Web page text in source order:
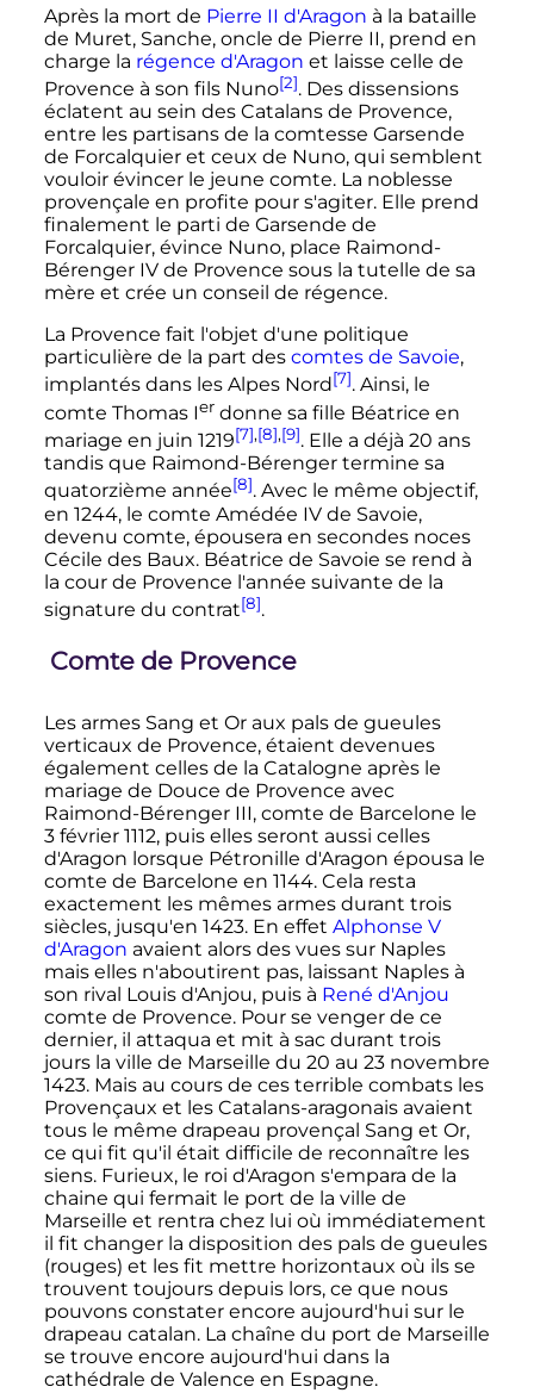
Après la mort de Pierre II d'Aragon à la bataille
de Muret, Sanche, oncle de Pierre II, prend en
charge la régence d'Aragon et laisse celle de
Provence à son fils Nuno[2]. Des dissensions
éclatent au sein des Catalans de Provence,
entre les partisans de la comtesse Garsende
de Forcalquier et ceux de Nuno, qui semblent
vouloir évincer le jeune comte. La noblesse
provençale en profite pour s'agiter. Elle prend
finalement le parti de Garsende de
Forcalquier, évince Nuno, place Raimond-
Bérenger IVde Provence sous la tutelle de sa
mère et crée un conseil de régence.
La Provence fait l'objet d'une politique
particulière de la part des comtes de Savoie,
implantés dans les Alpes Nord[7]. Ainsi, le
comte Thomas Ierdonne sa fille Béatrice en
mariage en juin 1219[7],[8],[9]. Elle a déjà 20 ans
tandis que Raimond-Bérenger termine sa
quatorzième année[8]. Avec le même objectif,
en 1244, le comte Amédée IVde Savoie,
devenu comte, épousera en secondes noces
Cécile des Baux. Béatrice de Savoie se rend à
la cour de Provence l'année suivante de la
signature du contrat[8].
Comte de Provence
Les armes Sang et Or aux pals de gueules
verticaux de Provence, étaient devenues
également celles de la Catalogne après le
mariage de Douce de Provence avec
Raimond-Bérenger III, comte de Barcelone le
3 février 1112, puis elles seront aussi celles
d'Aragon lorsque Pétronille d'Aragon épousa le
comte de Barcelone en 1144. Cela resta
exactement les mêmes armes durant trois
siècles, jusqu'en 1423. En effet Alphonse V
d'Aragon avaient alors des vues sur Naples
mais elles n'aboutirent pas, laissant Naples à
son rival Louis d'Anjou, puis à René d'Anjou
comte de Provence. Pour se venger de ce
dernier, il attaqua et mit à sac durant trois
jours la ville de Marseille du 20 au 23 novembre
1423. Mais au cours de ces terrible combats les
Provençaux et les Catalans-aragonais avaient
tous le même drapeau provençal Sang et Or,
ce qui fit qu'il était difficile de reconnaître les
siens. Furieux, le roi d'Aragon s'empara de la
chaine qui fermait le port de la ville de
Marseille et rentra chez lui où immédiatement
il fit changer la disposition des pals de gueules
(rouges) et les fit mettre horizontaux où ils se
trouvent toujours depuis lors, ce que nous
pouvons constater encore aujourd'hui sur le
drapeau catalan. La chaîne du port de Marseille
se trouve encore aujourd'hui dans la
cathédrale de Valence en Espagne.